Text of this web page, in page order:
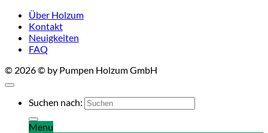
Über Holzum
Kontakt
Neuigkeiten
FAQ
© 2026 © by Pumpen Holzum GmbH
Suchen nach:
Menu